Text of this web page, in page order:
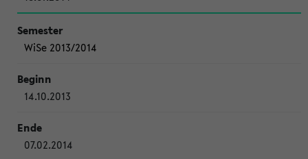
WiSe 2013/2014
14.10.2013
07.02.2014